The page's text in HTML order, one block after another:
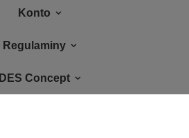
Konto
Regulaminy
DES Concept